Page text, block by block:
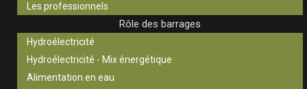
Les professionnels
Rôle des barrages
Hydroélectricité
Hydroélectricité - Mix énergétique
Alimentation en eau